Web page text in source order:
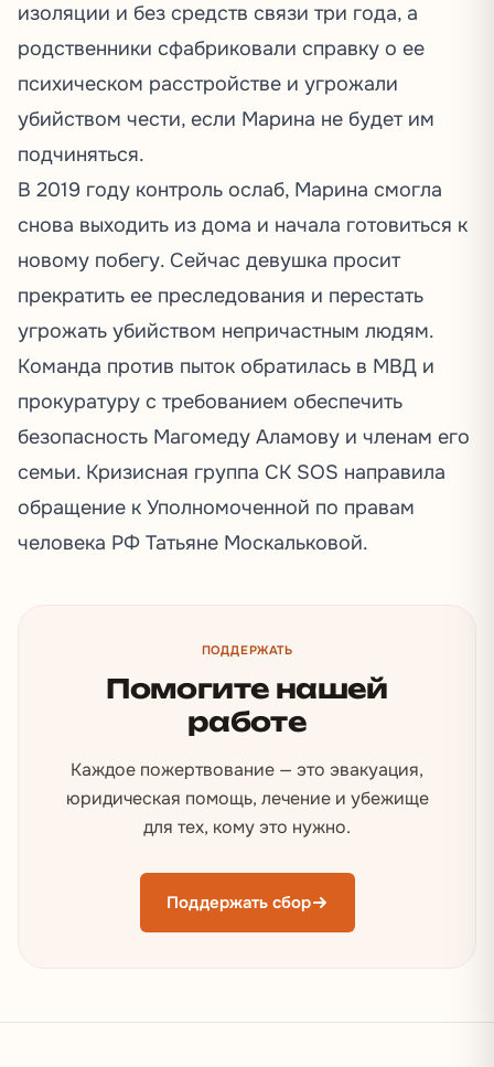
изоляции и без средств связи три года, а
родственники сфабриковали справку о ее
психическом расстройстве и угрожали
убийством чести, если Марина не будет им
подчиняться.
В 2019 году контроль ослаб, Марина смогла
снова выходить из дома и начала готовиться к
новому побегу. Сейчас девушка просит
прекратить ее преследования и перестать
угрожать убийством непричастным людям.
Команда против пыток обратилась в МВД и
прокуратуру с требованием обеспечить
безопасность Магомеду Аламову и членам его
семьи. Кризисная группа СК SOS направила
обращение к Уполномоченной по правам
человека РФ Татьяне Москальковой.
ПОДДЕРЖАТЬ
Помогите нашей
работе
Каждое пожертвование — это эвакуация,
юридическая помощь, лечение и убежище
для тех, кому это нужно.
Поддержать сбор